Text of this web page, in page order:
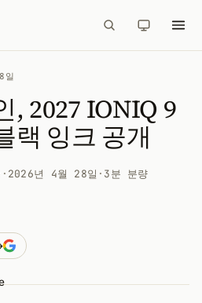
일
, 2027 IONIQ 9
랙 잉크 공개
· 2026년 4월 28일 · 3분 분량